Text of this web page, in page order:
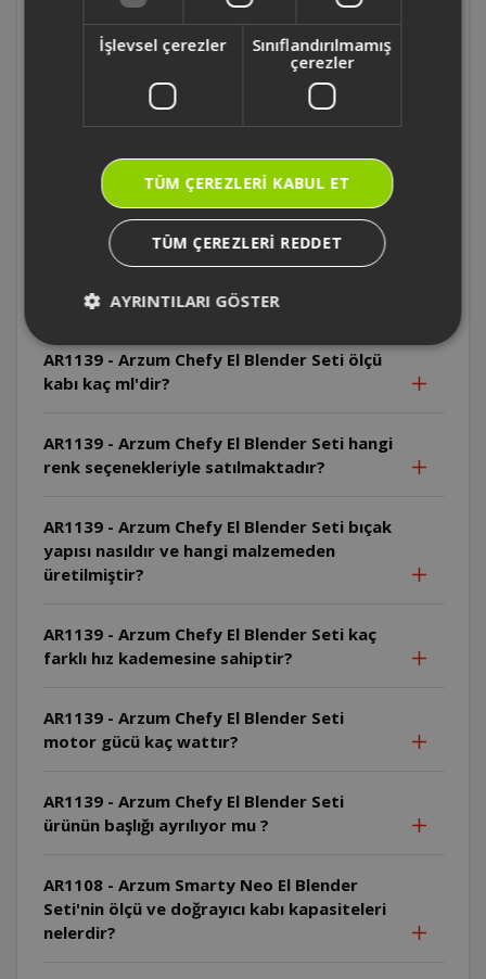
Seti kaç fonksiyona sahip ?
AR1167 - Arzum Starblend Multi Blender
Setinin motoru kaç watt ?
AR1139 - Arzum Chefy El Blender Seti ticari
mutfaklarda kullanıma uygun mudur?
AR1139 - Arzum Chefy El Blender Seti'nin
kadardır?
AR1139 - Arzum Chefy El Blender Seti ölçü
kabı kaç ml'dir?
AR1139 - Arzum Chefy El Blender Seti hangi
renk seçenekleriyle satılmaktadır?
AR1139 - Arzum Chefy El Blender Seti bıçak
yapısı nasıldır ve hangi malzemeden
üretilmiştir?
AR1139 - Arzum Chefy El Blender Seti kaç
farklı hız kademesine sahiptir?
AR1139 - Arzum Chefy El Blender Seti
motor gücü kaç wattır?
AR1139 - Arzum Chefy El Blender Seti
ürünün başlığı ayrılıyor mu ?
AR1108 - Arzum Smarty Neo El Blender
Seti'nin ölçü ve doğrayıcı kabı kapasiteleri
nelerdir?
İşlevsel çerezler
Sınıflandırılmamış
çerezler
TÜM ÇEREZLERI KABUL ET
TÜM ÇEREZLERI REDDET
AYRINTILARI GÖSTER